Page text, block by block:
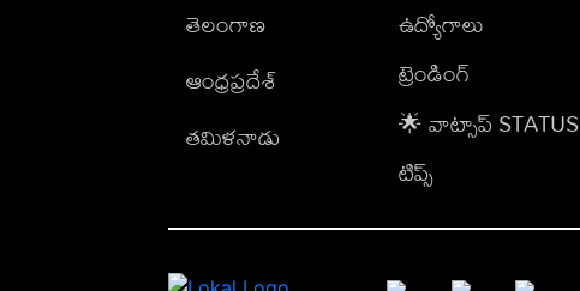
తెలంగాణ
ఆంధ్రప్రదేశ్
తమిళనాడు
ఉద్యోగాలు
ట్రెండింగ్
🌟 వాట్సాప్ STATUS
టిప్స్